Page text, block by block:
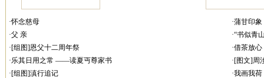
·怀念慈母
·蒲甘印象
·父 亲
·“书似青
·[组图]恩父十二周年祭
·借茶放心
·乐其日用之常 ——读夏丏尊家书
·[图文]
·[组图]滇行追记
·我画我荷